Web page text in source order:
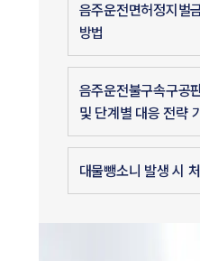
음주운전면허정지벌
방법
음주운전불구속구공
및 단계별 대응 전략
대물뺑소니 발생 시